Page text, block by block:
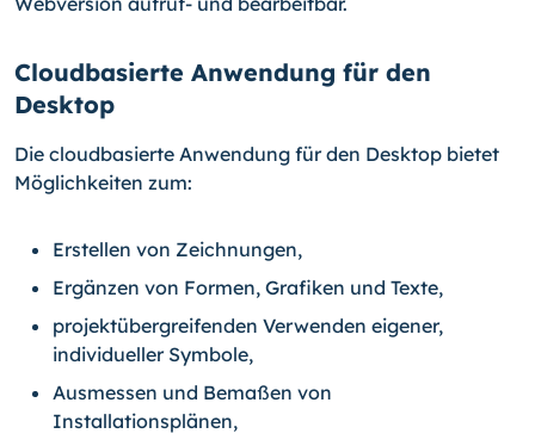
Cloudbasierte Anwendung für den
Desktop
Die cloudbasierte Anwendung für den Desktop bietet
Möglichkeiten zum:
Erstellen von Zeichnungen,
Ergänzen von Formen, Grafiken und Texte,
projektübergreifenden Verwenden eigener,
individueller Symbole,
Ausmessen und Bemaßen von
Installationsplänen,